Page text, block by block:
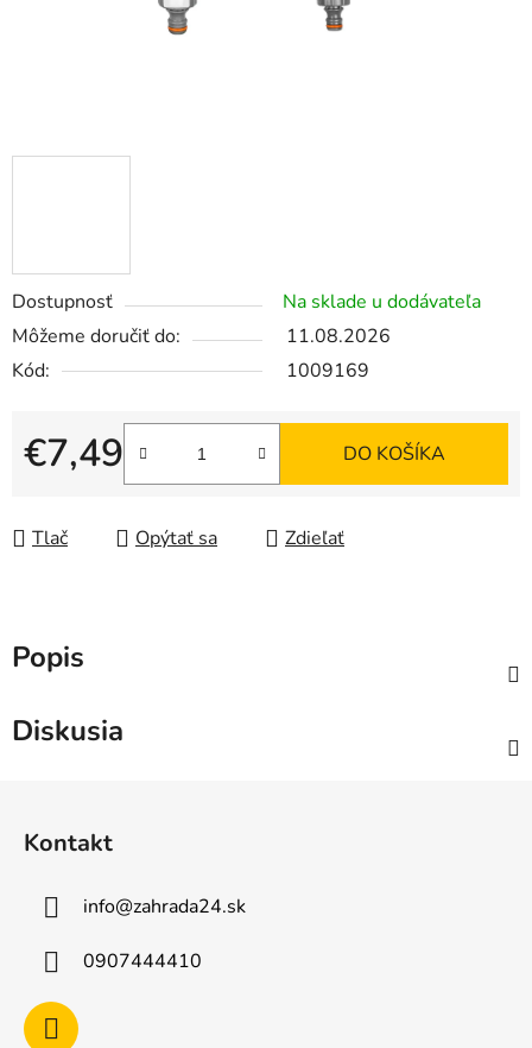
Dostupnosť
Na sklade u dodávateľa
Môžeme doručiť do:
11.08.2026
Kód:
1009169
€7,49
Jednotková cena:
DO KOŠÍKA
Tlač Opýtať sa Zdieľať
Popis
Diskusia
Kontakt
info@zahrada24.sk
0907444410